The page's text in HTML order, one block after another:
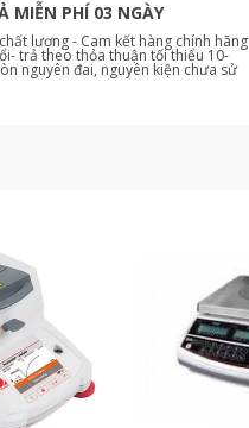
MIỄN PHÍ 03 NGÀY
lượng - Cam kết hàng chính hãng
trả theo thỏa thuận tối thiểu 10-
nguyên đai, nguyên kiện chưa sử